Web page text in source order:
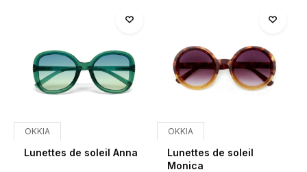
OKKIA
Lunettes de soleil Anna
OKKIA
Lunettes de soleil
Monica